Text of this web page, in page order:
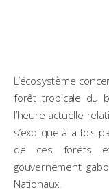
L’écosystème
forêt tropicale du
l’heure actuelle
s’explique à la fois
de ces forêts
gouvernement
Nationaux.